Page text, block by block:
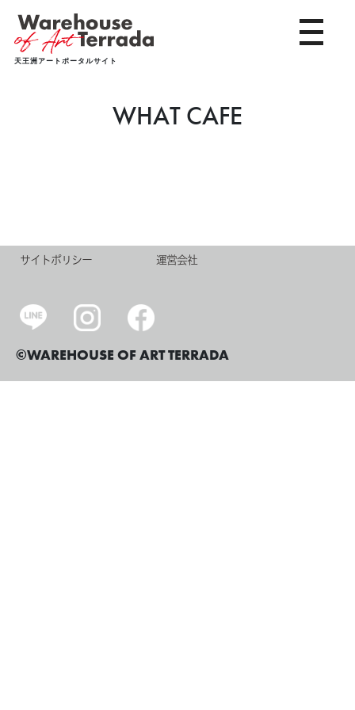
天王洲アートポータルサイト
toggle
WHAT CAFE
サイトポリシー 運営会社
©WAREHOUSE OF ART TERRADA